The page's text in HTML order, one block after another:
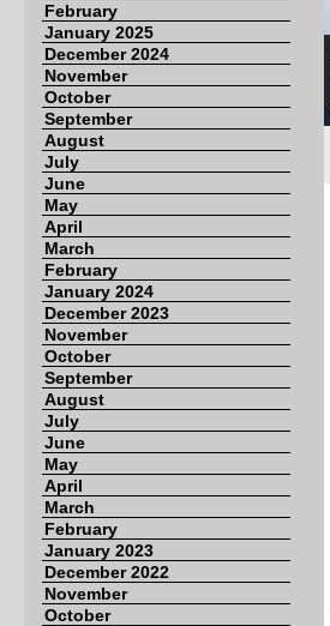
February
January 2025
December 2024
November
October
September
August
July
June
May
April
March
February
January 2024
December 2023
November
October
September
August
July
June
May
April
March
February
January 2023
December 2022
November
October